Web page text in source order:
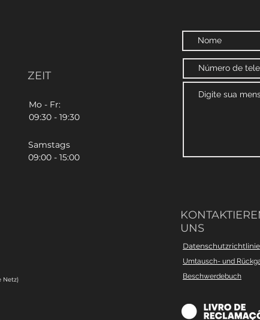
ZEIT
Mo - Fr:
09:30 - 19:30
Samstags
09:00 - 15:00
Netz)
UNS
Datenschutzrichtlinie
Umtausch- und
Beschwerdebuch